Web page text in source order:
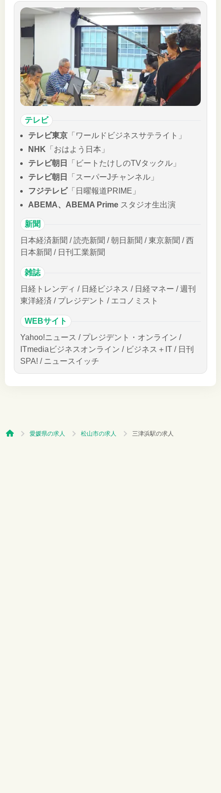
テレビ
テレビ東京 「ワールドビジネスサテライト」
NHK 「おはよう日本」
テレビ朝日
「ビートたけしのTVタックル」
テレビ朝日
「スーパーJチャンネル」
フジテレビ「日曜報道PRIME」
ABEMA、ABEMA Prime スタジオ生出演
新聞
日本経済新聞 / 読売新聞 / 朝日新聞 / 東京新聞 / 西
日本新聞 / 日刊工業新聞
雑誌
日経トレンディ / 日経ビジネス / 日経マネー / 週刊
東洋経済 / プレジデント / エコノミスト
WEBサイト
Yahoo!ニュース / プレジデント・オンライン /
ITmediaビジネスオンライン / ビジネス＋IT / 日刊
SPA! / ニュースイッチ
愛媛県の求人 松山市の求人 三津浜駅の求人